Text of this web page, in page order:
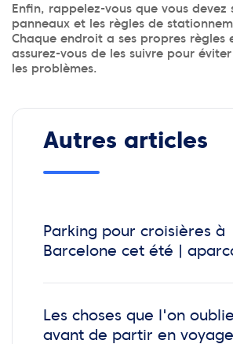
Enfin, rappelez-vous que vous devez
panneaux et les règles de
Chaque endroit a ses propres règles
assurez-vous de les suivre pour
les problèmes.
Autres articles
Parking pour croisières à
Barcelone cet été |
Les choses que l'on
avant de partir en